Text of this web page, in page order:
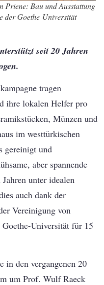
Priene: Bau und Ausstattung
der Goethe-Universität
seit 20 Jahren
tragen
ihre lokalen Helfer pro
Münzen und
im westtürkischen
gereinigt und
aber spannende
unter idealen
auch dank der
Vereinigung von
Universität für 15
in den vergangenen 20
um Prof. Wulf Raeck